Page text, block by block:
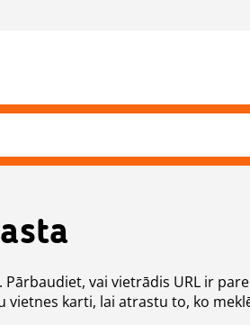
vai vietrādis URL ir
vietnes karti, lai atrastu to, ko